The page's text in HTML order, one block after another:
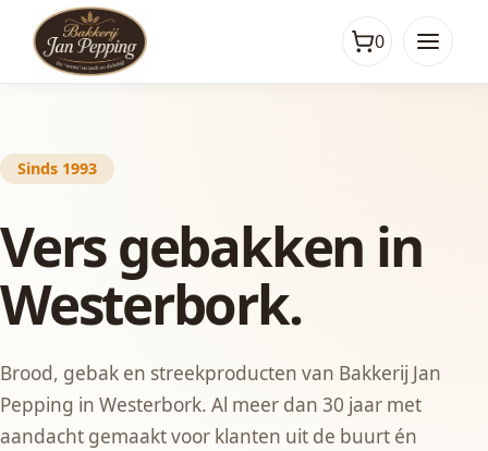
0
Sinds 1993
Vers gebakken in
Westerbork.
Brood, gebak en streekproducten van Bakkerij Jan
Pepping in Westerbork. Al meer dan 30 jaar met
aandacht gemaakt voor klanten uit de buurt én